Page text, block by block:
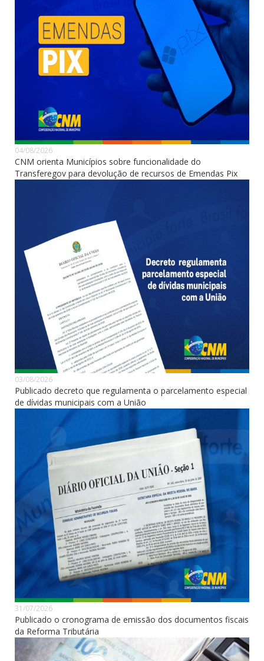
04/08/2026
CNM orienta Municípios sobre funcionalidade do
Transferegov para devolução de recursos de Emendas Pix
03/08/2026
Publicado decreto que regulamenta o parcelamento especial
de dívidas municipais com a União
31/07/2026
Publicado o cronograma de emissão dos documentos fiscais
da Reforma Tributária